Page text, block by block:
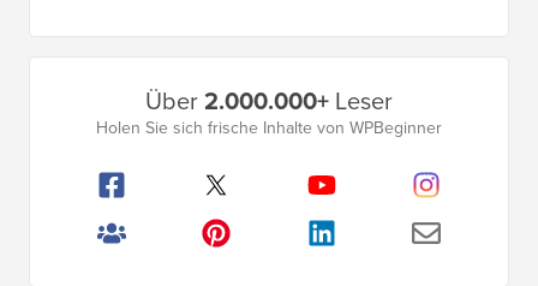
Seitenleistenmenü
Über2.000.000+ Leser
Holen Sie sich frische Inhalte von WPBeginner